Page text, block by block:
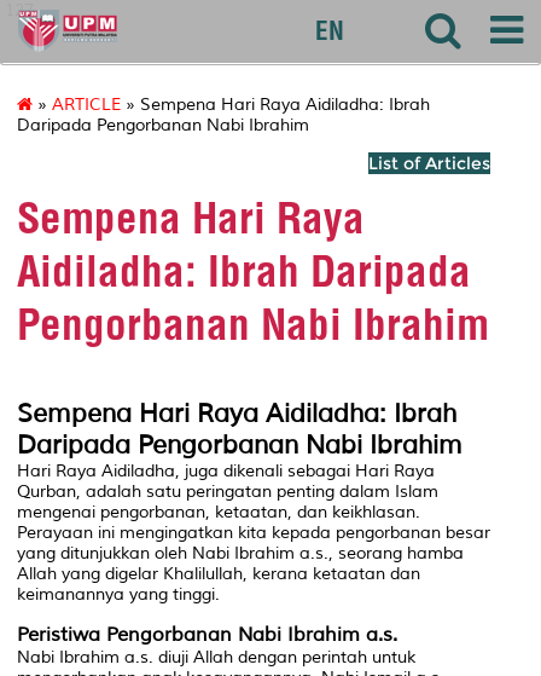
127
EN
» ARTICLE » Sempena Hari Raya Aidiladha: Ibrah
Daripada Pengorbanan Nabi Ibrahim
List of Articles
Sempena Hari Raya
Aidiladha: Ibrah Daripada
Pengorbanan Nabi Ibrahim
Sempena Hari Raya Aidiladha: Ibrah
Daripada Pengorbanan Nabi Ibrahim
Hari Raya Aidiladha, juga dikenali sebagai Hari Raya
Qurban, adalah satu peringatan penting dalam Islam
mengenai pengorbanan, ketaatan, dan keikhlasan.
Perayaan ini mengingatkan kita kepada pengorbanan besar
yang ditunjukkan oleh Nabi Ibrahim a.s., seorang hamba
Allah yang digelar Khalilullah, kerana ketaatan dan
keimanannya yang tinggi.
Peristiwa Pengorbanan Nabi Ibrahim a.s.
Nabi Ibrahim a.s. diuji Allah dengan perintah untuk